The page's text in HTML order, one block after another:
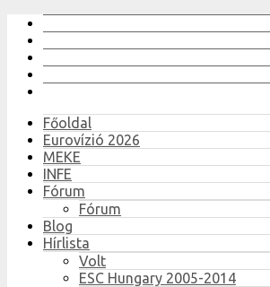
Főoldal
Eurovízió 2026
MEKE
INFE
Fórum
Fórum
Blog
Hírlista
Volt
ESC Hungary 2005-2014